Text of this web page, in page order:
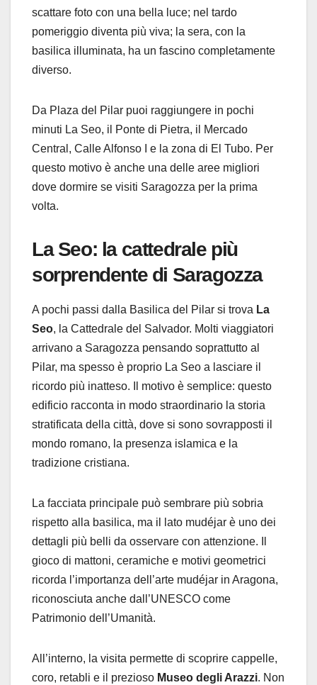
scattare foto con una bella luce; nel tardo
pomeriggio diventa più viva; la sera, con la
basilica illuminata, ha un fascino completamente
diverso.
Da Plaza del Pilar puoi raggiungere in pochi
minuti La Seo, il Ponte di Pietra, il Mercado
Central, Calle Alfonso I e la zona di El Tubo. Per
questo motivo è anche una delle aree migliori
dove dormire se visiti Saragozza per la prima
volta.
La Seo: la cattedrale più
sorprendente di Saragozza
A pochi passi dalla Basilica del Pilar si trova La
Seo, la Cattedrale del Salvador. Molti viaggiatori
arrivano a Saragozza pensando soprattutto al
Pilar, ma spesso è proprio La Seo a lasciare il
ricordo più inatteso. Il motivo è semplice: questo
edificio racconta in modo straordinario la storia
stratificata della città, dove si sono sovrapposti il
mondo romano, la presenza islamica e la
tradizione cristiana.
La facciata principale può sembrare più sobria
rispetto alla basilica, ma il lato mudéjar è uno dei
dettagli più belli da osservare con attenzione. Il
gioco di mattoni, ceramiche e motivi geometrici
ricorda l’importanza dell’arte mudéjar in Aragona,
riconosciuta anche dall’UNESCO come
Patrimonio dell’Umanità.
All’interno, la visita permette di scoprire cappelle,
coro, retabli e il prezioso Museo degli Arazzi. Non